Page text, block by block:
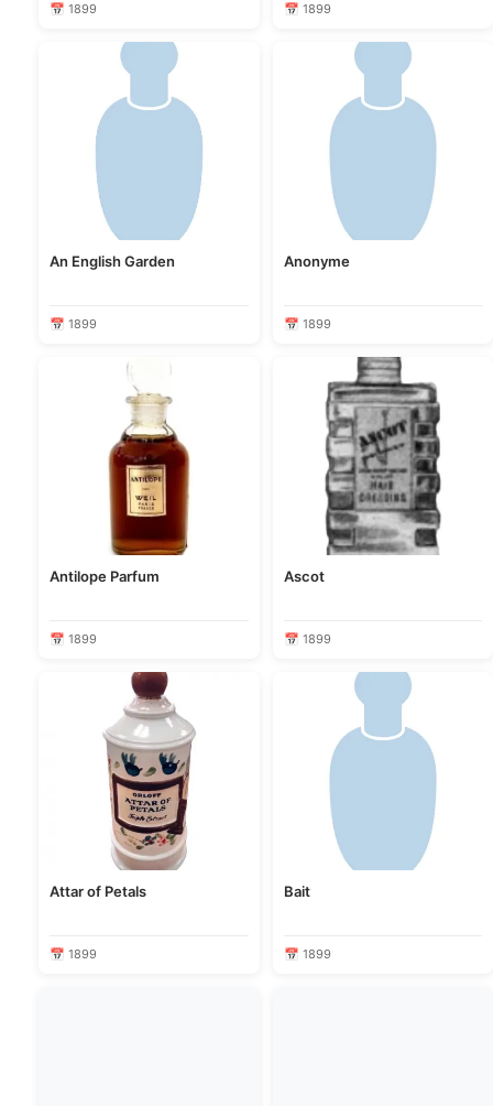
📅 1899 📅 1899
An English Garden
📅 1899
Anonyme
📅 1899
Antilope Parfum
📅 1899
Ascot
📅 1899
Attar of Petals
📅 1899
Bait
📅 1899